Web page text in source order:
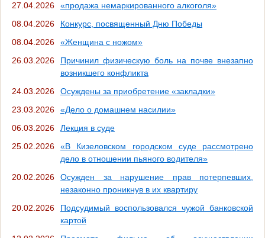
27.04.2026
«продажа немаркированного алкоголя»
08.04.2026
Конкурс, посвященный Дню Победы
08.04.2026
«Женщина с ножом»
26.03.2026
Причинил физическую боль на почве внезапно
возникшего конфликта
24.03.2026
Осуждены за приобретение «закладки»
23.03.2026
«Дело о домашнем насилии»
06.03.2026
Лекция в суде
25.02.2026
«В Кизеловском городском суде рассмотрено
дело в отношении пьяного водителя»
20.02.2026
Осужден за нарушение прав потерпевших,
незаконно проникнув в их квартиру
20.02.2026
Подсудимый воспользовался чужой банковской
картой